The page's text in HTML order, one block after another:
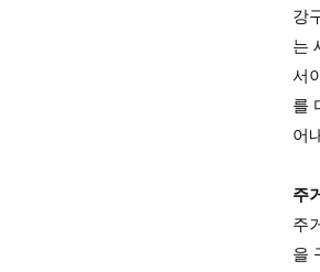
강
는
서
를
어
주
주
을